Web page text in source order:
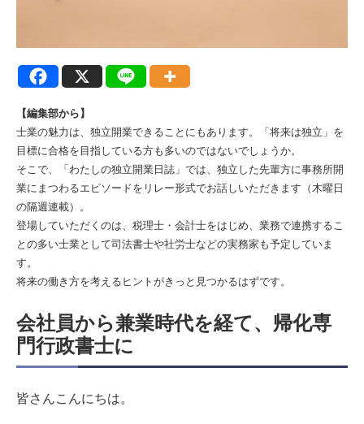
【編集部から】
士業の魅力は、独立開業できることにもあります。「将来は独立」を
目標に合格を目指している方も多いのではないでしょうか。
そこで、「わたしの独立開業日誌」では、独立した先輩方に事務所開
業にまつわるエピソードをリレー形式でお話しいただきます（木曜日
の隔週連載）。
登場していただくのは、税理士・会計士をはじめ、業務で連携するこ
との多い士業として司法書士や社労士などの実務家も予定していま
す。
将来の働き方を考えるヒントがきっと見つかるはずです。
会社員から兼業時代を経て、帰化専
門行政書士に
皆さんこんにちは。